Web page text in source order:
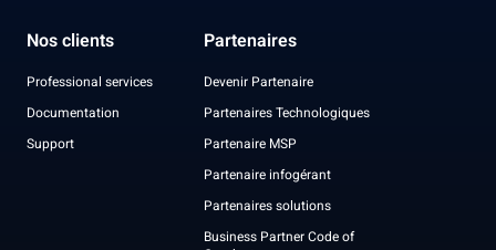
Nos clients
Professional services
Documentation
Partenaires
Devenir Partenaire
Partenaires Technologiques
Partenaire MSP
Partenaire infogérant
Partenaires solutions